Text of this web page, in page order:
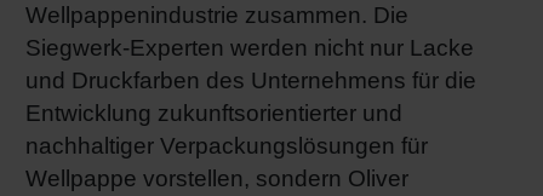
Wellpappenindustrie zusammen. Die
Siegwerk-Experten werden nicht nur Lacke
und Druckfarben des Unternehmens für die
Entwicklung zukunftsorientierter und
nachhaltiger Verpackungslösungen für
Wellpappe vorstellen, sondern Oliver